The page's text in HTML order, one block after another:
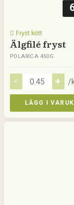
Fryst kött
Älgfilé fryst
POLARICA 450G
/
LÄGG I